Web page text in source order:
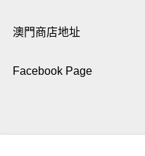
澳門商店地址
Facebook Page